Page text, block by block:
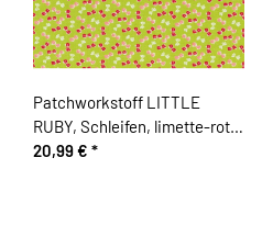
Patchworkstoff LITTLE
RUBY, Schleifen, limette-rot,
Moda Fabrics
20,99 € *